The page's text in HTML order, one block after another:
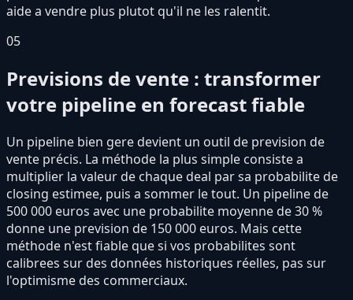
aide a vendre plus plutot qu'il ne les ralentit.
05
Previsions de vente : transformer
votre pipeline en forecast fiable
Un pipeline bien gere devient un outil de prevision de
vente précis. La méthode la plus simple consiste a
multiplier la valeur de chaque deal par sa probabilite de
closing estimee, puis a sommer le tout. Un pipeline de
500 000 euros avec une probabilite moyenne de 30 %
donne une prevision de 150 000 euros. Mais cette
méthode n'est fiable que si vos probabilites sont
calibrees sur des données historiques réelles, pas sur
l'optimisme des commerciaux.